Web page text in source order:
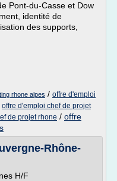
Pont-du-Casse et Dow
identité de
des supports,
rhone alpes / offre d'emploi
offre d'emploi chef de projet
de projet rhone / offre
Rhône-
H/F